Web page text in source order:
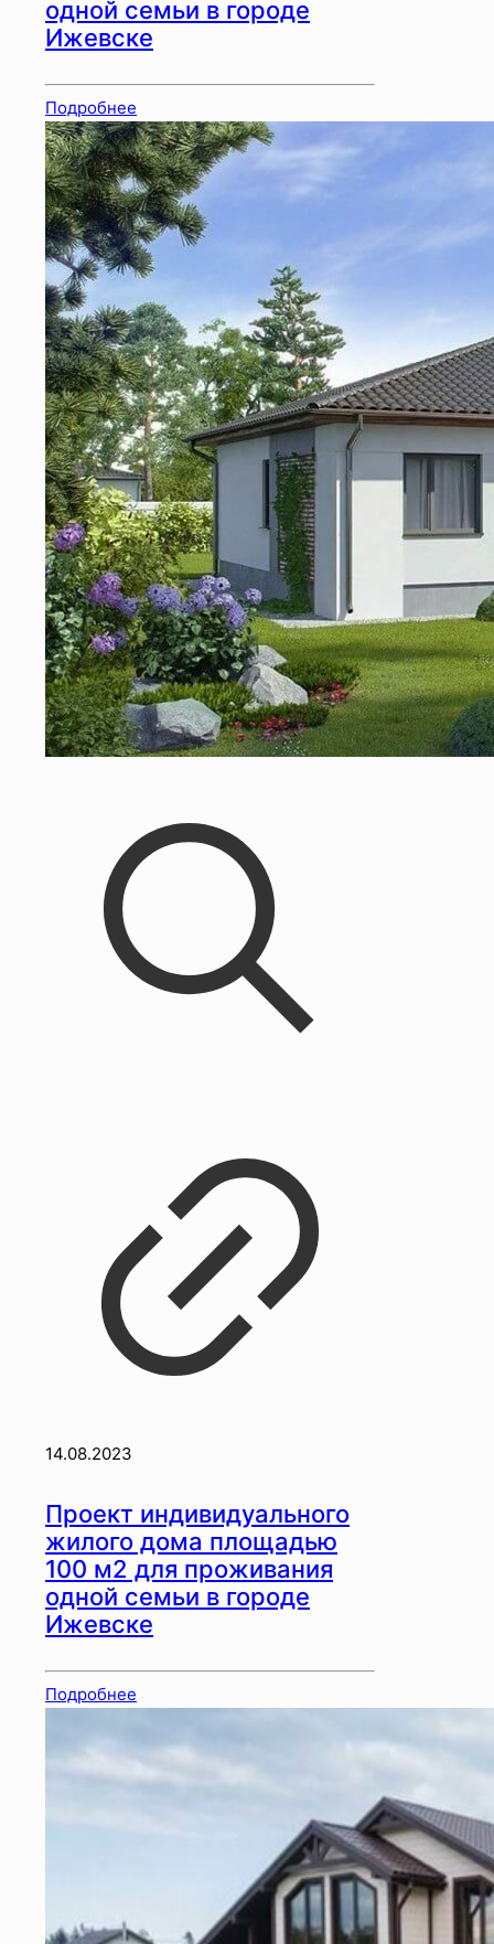
одной семьи в городе
Ижевске
Подробнее
14.08.2023
Проект индивидуального
жилого дома площадью
100 м2 для проживания
одной семьи в городе
Ижевске
Подробнее